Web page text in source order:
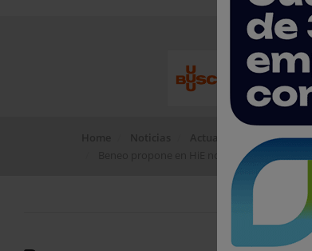
Actualidad del sector
Beneo propone en HiE no olvidar el fuerte